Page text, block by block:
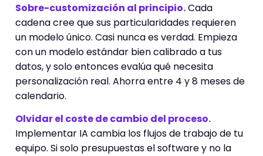
Sobre-customización al principio.Cada
cadena cree que sus particularidades requieren
un modelo único. Casi nunca es verdad. Empieza
con un modelo estándar bien calibrado a tus
datos, y solo entonces evalúa qué necesita
personalización real. Ahorra entre 4 y 8 meses de
calendario.
Olvidar el coste de cambio del proceso.
Implementar IA cambia los flujos de trabajo de tu
equipo. Si solo presupuestas el software y no la